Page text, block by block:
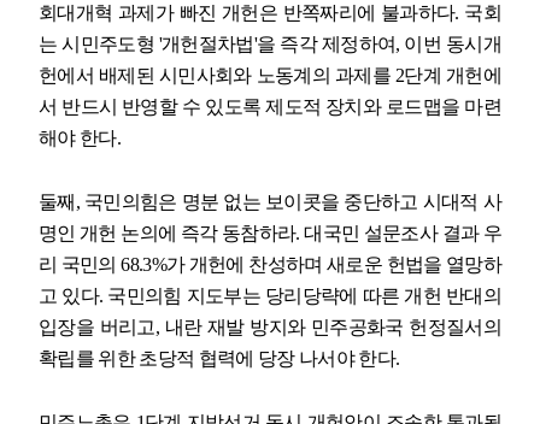
회대개혁 과제가 빠진 개헌은 반쪽짜리에 불과하다. 국회
는 시민주도형 '개헌절차법'을 즉각 제정하여, 이번 동시개
헌에서 배제된 시민사회와 노동계의 과제를 2단계 개헌에
서 반드시 반영할 수 있도록 제도적 장치와 로드맵을 마련
해야 한다.
둘째 , 국민의힘은 명분 없는 보이콧을 중단하고 시대적 사
명인 개헌 논의에 즉각 동참하라.대국민 설문조사 결과 우
리 국민의68.3%가 개헌에 찬성하며 새로운 헌법을 열망하
고 있다. 국민의힘 지도부는 당리당략에 따른 개헌 반대의
입장을 버리고, 내란 재발 방지와 민주공화국 헌정질서의
확립를 위한 초당적 협력에 당장 나서야 한다.